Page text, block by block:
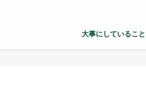
大事にしていること